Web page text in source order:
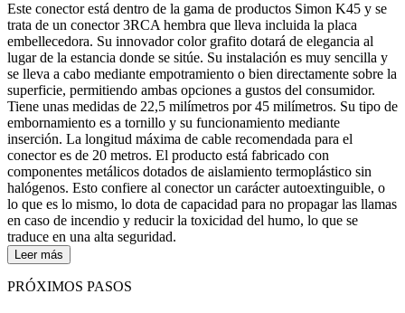
Este conector está dentro de la gama de productos Simon K45 y se
trata de un conector 3RCA hembra que lleva incluida la placa
embellecedora. Su innovador color grafito dotará de elegancia al
lugar de la estancia donde se sitúe. Su instalación es muy sencilla y
se lleva a cabo mediante empotramiento o bien directamente sobre la
superficie, permitiendo ambas opciones a gustos del consumidor.
Tiene unas medidas de 22,5 milímetros por 45 milímetros. Su tipo de
embornamiento es a tornillo y su funcionamiento mediante
inserción. La longitud máxima de cable recomendada para el
conector es de 20 metros. El producto está fabricado con
componentes metálicos dotados de aislamiento termoplástico sin
halógenos. Esto confiere al conector un carácter autoextinguible, o
lo que es lo mismo, lo dota de capacidad para no propagar las llamas
en caso de incendio y reducir la toxicidad del humo, lo que se
traduce en una alta seguridad.
Leer más
PRÓXIMOS PASOS